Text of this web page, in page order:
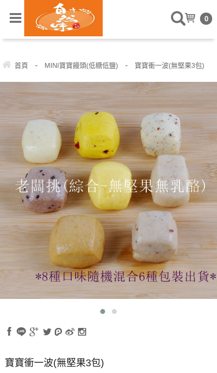
0
首頁 - MINI寶寶饅頭(低糖低鹽) - 寶寶衝一波(無堅果3包)
寶寶衝一波(無堅果3包)